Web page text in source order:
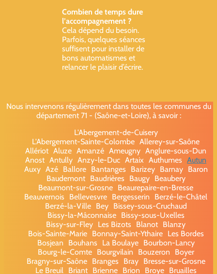
Combien de temps dure
l’accompagnement ?
Cela dépend du besoin.
Parfois, quelques séances
suffisent pour installer de
bons automatismes et
relancer le plaisir d’écrire.
Nous intervenons régulièrement dans toutes les communes du
département 71 - (Saône-et-Loire), à savoir :
L'Abergement-de-Cuisery
L'Abergement-Sainte-Colombe Allerey-sur-Saône
Allériot Aluze Amanzé Ameugny Anglure-sous-Dun
Anost Antully Anzy-le-Duc Artaix Authumes Autun
Auxy Azé Ballore Bantanges Barizey Barnay
Baron
Baudemont
Baudrières Baugy
Beaubery
Beaumont-sur-Grosne Beaurepaire-en-Bresse
Beauvernois
Bellevesvre Bergesserin
Berzé-le-Châtel
Berzé-la-Ville
Bey
Bissey-sous-Cruchaud
Bissy-la-Mâconnaise
Bissy-sous-Uxelles
Bissy-sur-Fley Les Bizots Blanot Blanzy
Bois-Sainte-Marie
Bonnay-Saint-Ythaire
Les Bordes
Bosjean
Bouhans La Boulaye
Bourbon-Lancy
Bourg-le-Comte
Bourgvilain Bouzeron
Boyer
Bragny-sur-Saône
Branges Bray
Bresse-sur-Grosne
Le Breuil
Briant Brienne Brion Broye
Bruailles